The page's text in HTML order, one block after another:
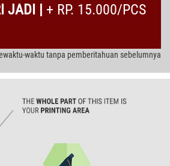
JADI | + RP. 15.000/PCS
waktu tanpa pemberitahuan sebelumnya